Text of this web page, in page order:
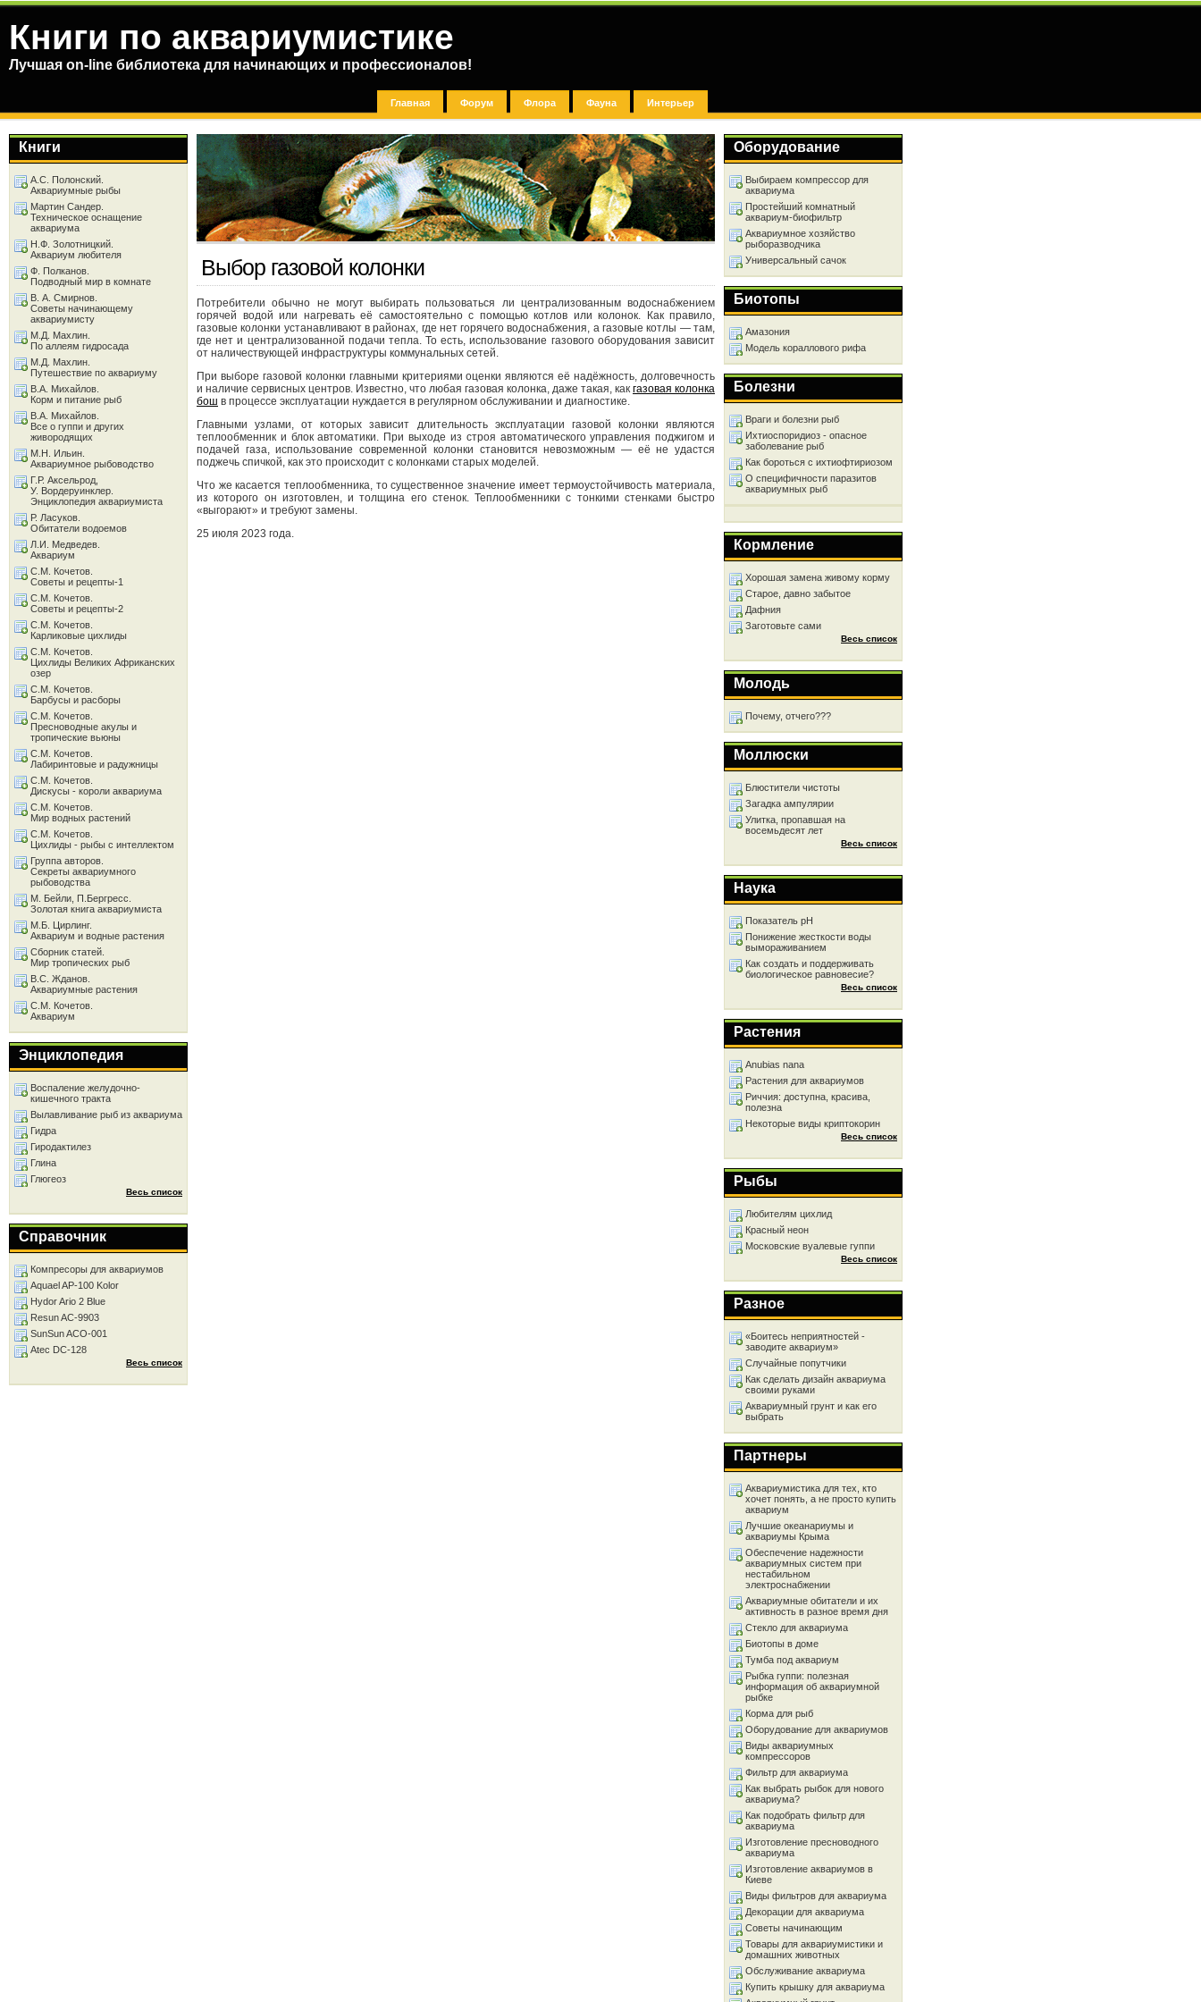
Книги по аквариумистике
Лучшая on-line библиотека для начинающих и профессионалов!
Главная Форум Флора Фауна Интерьер
Выбор газовой колонки
Потребители обычно не могут выбирать пользоваться ли централизованным водоснабжением
горячей водой или нагревать её самостоятельно с помощью котлов или колонок. Как правило,
газовые колонки устанавливают в районах, где нет горячего водоснабжения, а газовые котлы — там,
где нет и централизованной подачи тепла. То есть, использование газового оборудования зависит
от наличествующей инфраструктуры коммунальных сетей.
При выборе газовой колонки главными критериями оценки являются её надёжность, долговечность
и наличие сервисных центров. Известно, что любая газовая колонка, даже такая, как газовая колонка
бош в процессе эксплуатации нуждается в регулярном обслуживании и диагностике.
Главными узлами, от которых зависит длительность эксплуатации газовой колонки являются
теплообменник и блок автоматики. При выходе из строя автоматического управления поджигом и
подачей газа, использование современной колонки становится невозможным — её не удастся
поджечь спичкой, как это происходит с колонками старых моделей.
Что же касается теплообменника, то существенное значение имеет термоустойчивость материала,
из которого он изготовлен, и толщина его стенок. Теплообменники с тонкими стенками быстро
«выгорают» и требуют замены.
25 июля 2023 года.
Оборудование
Выбираем компрессор для
аквариума
Простейший комнатный
аквариум-биофильтр
Аквариумное хозяйство
рыборазводчика
Универсальный сачок
Биотопы
Амазония
Модель кораллового рифа
Болезни
Враги и болезни рыб
Ихтиоспоридиоз - опасное
заболевание рыб
Как бороться с ихтиофтириозом
О специфичности паразитов
аквариумных рыб
Кормление
Хорошая замена живому корму
Старое, давно забытое
Дафния
Заготовьте сами
Весь список
Молодь
Почему, отчего???
Моллюски
Блюстители чистоты
Загадка ампулярии
Улитка, пропавшая на
восемьдесят лет
Весь список
Наука
Показатель рН
Понижение жесткоcти воды
вымораживанием
Как создать и поддерживать
биологическое равновесие?
Весь список
Растения
Anubias nana
Растения для аквариумов
Риччия: доступна, красива,
полезна
Некоторые виды криптокорин
Весь список
Рыбы
Любителям цихлид
Красный неон
Московские вуалевые гуппи
Весь список
Разное
«Боитесь неприятностей -
заводите аквариум»
Случайные попутчики
Как сделать дизайн аквариума
своими руками
Аквариумный грунт и как его
выбрать
Партнеры
Аквариумистика для тех, кто
хочет понять, а не просто купить
аквариум
Лучшие океанариумы и
аквариумы Крыма
Обеспечение надежности
аквариумных систем при
нестабильном
электроснабжении
Аквариумные обитатели и их
активность в разное время дня
Стекло для аквариума
Биотопы в доме
Тумба под аквариум
Рыбка гуппи: полезная
информация об аквариумной
рыбке
Корма для рыб
Оборудование для аквариумов
Виды аквариумных
компрессоров
Фильтр для аквариума
Как выбрать рыбок для нового
аквариума?
Как подобрать фильтр для
аквариума
Изготовление пресноводного
аквариума
Изготовление аквариумов в
Киеве
Виды фильтров для аквариума
Декорации для аквариума
Советы начинающим
Товары для аквариумистики и
домашних животных
Обслуживание аквариума
Купить крышку для аквариума
Книги
А.С. Полонский.
Аквариумные рыбы
Мартин Сандер.
Техническое оснащение
аквариума
Н.Ф. Золотницкий.
Аквариум любителя
Ф. Полканов.
Подводный мир в комнате
В. А. Смирнов.
Советы начинающему
аквариумисту
М.Д. Махлин.
По аллеям гидросада
М.Д. Махлин.
Путешествие по аквариуму
В.А. Михайлов.
Корм и питание рыб
В.А. Михайлов.
Все о гуппи и других
живородящих
М.Н. Ильин.
Аквариумное рыбоводство
Г.Р. Аксельрод,
У. Вордеруинклер.
Энциклопедия аквариумиста
Р. Ласуков.
Обитатели водоемов
Л.И. Медведев.
Аквариум
С.М. Кочетов.
Советы и рецепты-1
С.М. Кочетов.
Советы и рецепты-2
С.М. Кочетов.
Карликовые цихлиды
С.М. Кочетов.
Цихлиды Великих Африканских
озер
С.М. Кочетов.
Барбусы и расборы
С.М. Кочетов.
Пресноводные акулы и
тропические вьюны
С.М. Кочетов.
Лабиринтовые и радужницы
С.М. Кочетов.
Дискусы - короли аквариума
С.М. Кочетов.
Мир водных растений
С.М. Кочетов.
Цихлиды - рыбы с интеллектом
Группа авторов.
Секреты аквариумного
рыбоводства
М. Бейли, П.Бергресс.
Золотая книга аквариумиста
М.Б. Цирлинг.
Аквариум и водные растения
Сборник статей.
Мир тропических рыб
В.С. Жданов.
Аквариумные растения
С.М. Кочетов.
Аквариум
Энциклопедия
Воспаление желудочно-
кишечного тракта
Вылавливание рыб из аквариума
Гидра
Гиродактилез
Глина
Глюгеоз
Весь список
Справочник
Компресоры для аквариумов
Aquael AP-100 Kolor
Hydor Ario 2 Blue
Resun AC-9903
SunSun ACO-001
Atec DC-128
Весь список